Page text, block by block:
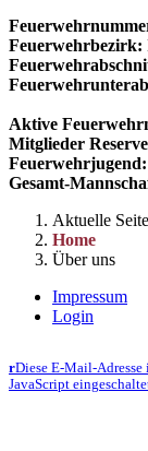
Feuerwehrbezirk:
Aktive
Mitglieder
Feuerwehrjugend:
Gesamt-
Aktuelle
Home
Über uns
Impressum
Login
rDiese E-Mail-Adresse
JavaScript